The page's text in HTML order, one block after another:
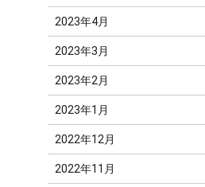
2023年4月
2023年3月
2023年2月
2023年1月
2022年12月
2022年11月